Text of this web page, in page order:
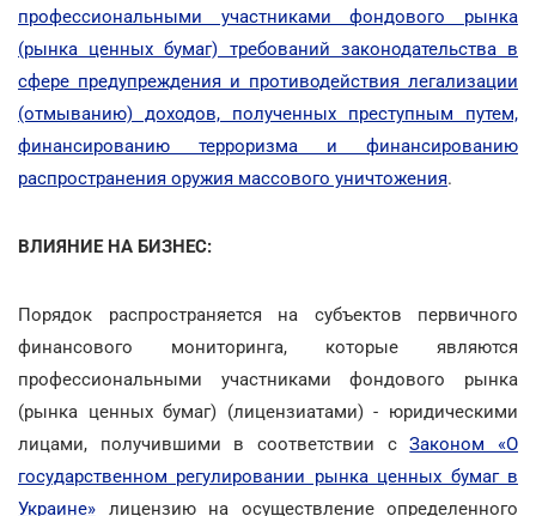
профессиональными участниками фондового рынка
(рынка ценных бумаг) требований законодательства в
сфере предупреждения и противодействия легализации
(отмыванию) доходов, полученных преступным путем,
финансированию терроризма и финансированию
распространения оружия массового уничтожения.
ВЛИЯНИЕ НА БИЗНЕС:
Порядок распространяется на субъектов первичного
финансового мониторинга, которые являются
профессиональными участниками фондового рынка
(рынка ценных бумаг) (лицензиатами) - юридическими
лицами, получившими в соответствии сЗаконом «О
государственном регулировании рынка ценных бумаг в
Украине» лицензию на осуществление определенного